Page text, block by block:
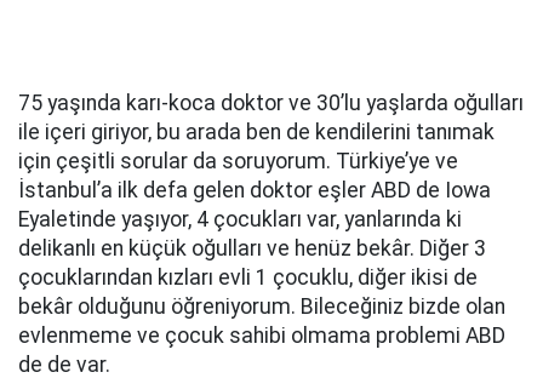
75 yaşında karı-koca doktor ve 30’lu yaşlarda oğulları
ile içeri giriyor, bu arada ben de kendilerini tanımak
için çeşitli sorular da soruyorum. Türkiye’ye ve
İstanbul’a ilk defa gelen doktor eşler ABD de Iowa
Eyaletinde yaşıyor, 4 çocukları var, yanlarında ki
delikanlı en küçük oğulları ve henüz bekâr. Diğer 3
çocuklarından kızları evli 1 çocuklu, diğer ikisi de
bekâr olduğunu öğreniyorum. Bileceğiniz bizde olan
evlenmeme ve çocuk sahibi olmama problemi ABD
de de var.